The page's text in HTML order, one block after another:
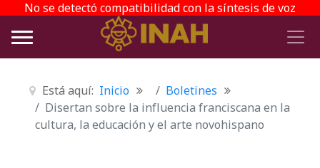
No se detectó compatibilidad con la síntesis de voz
Está aquí: Inicio
Boletines
Disertan sobre la influencia franciscana en la
cultura, la educación y el arte novohispano